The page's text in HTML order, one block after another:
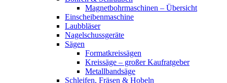
Magnetbohrmaschinen – Übersicht
Einscheibenmaschine
Laubbläser
Nagelschussgeräte
Sägen
Formatkreissägen
Kreissäge – großer Kaufratgeber
Metallbandsäge
Schleifen, Fräsen & Hobeln